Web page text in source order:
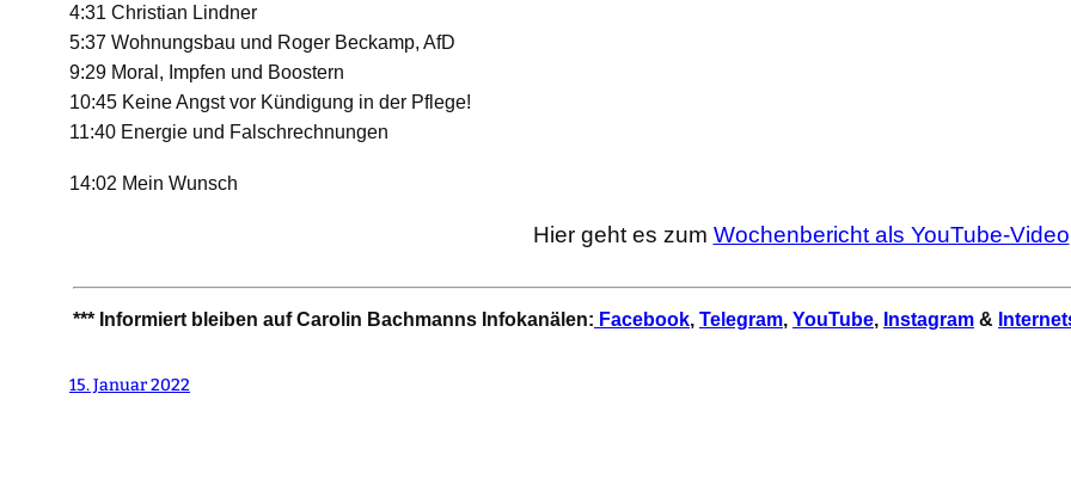
4:31 Christian Lindner
5:37 Wohnungsbau und Roger Beckamp, AfD
9:29 Moral, Impfen und Boostern
10:45 Keine Angst vor Kündigung in der Pflege!
11:40 Energie und Falschrechnungen
14:02 Mein Wunsch
Hier geht es zum Wochenbericht als YouTube-Video
*** Informiert bleiben auf Carolin Bachmanns Infokanälen: Facebook, Telegram, YouTube, Instagram &
15. Januar 2022